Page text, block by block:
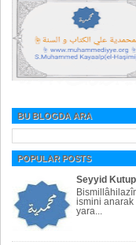
BU BLOGDA ARA
POPULAR POSTS
Seyyid
ismini anarak
yara...